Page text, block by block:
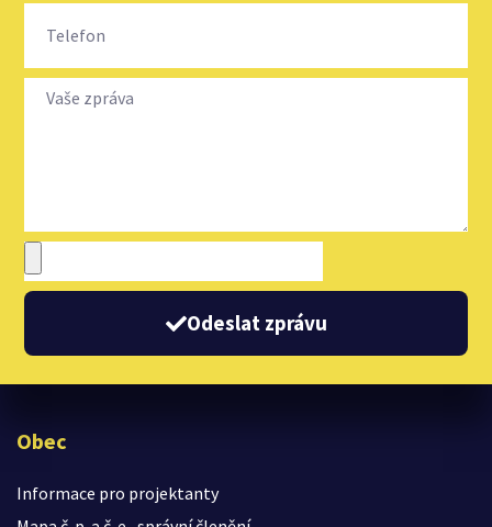
Odeslat zprávu
Obec
Informace pro projektanty